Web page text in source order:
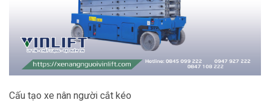
Cấu tạo xe nân người cắt kéo